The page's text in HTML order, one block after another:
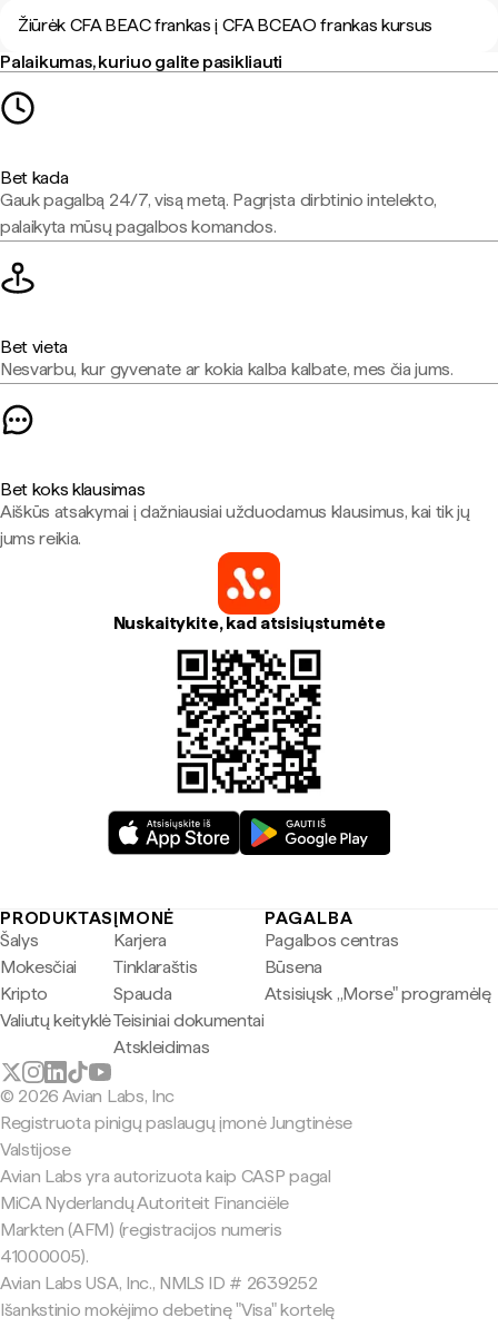
Žiūrėk CFA BEAC frankas į CFA BCEAO frankas kursus
Palaikumas, kuriuo galite pasikliauti
Bet kada
Gauk pagalbą 24/7, visą metą. Pagrįsta dirbtinio intelekto,
palaikyta mūsų pagalbos komandos.
Bet vieta
Nesvarbu, kur gyvenate ar kokia kalba kalbate, mes čia jums.
Bet koks klausimas
Aiškūs atsakymai į dažniausiai užduodamus klausimus, kai tik jų
jums reikia.
Nuskaitykite, kad atsisiųstumėte
PRODUKTAS
Šalys
Mokesčiai
Kripto
Valiutų keityklė
ĮMONĖ
Karjera
Tinklaraštis
Spauda
Teisiniai dokumentai
Atskleidimas
PAGALBA
Pagalbos centras
Būsena
Atsisiųsk „Morse" programėlę
© 2026 Avian Labs, Inc
Registruota pinigų paslaugų įmonė Jungtinėse
Valstijose
Avian Labs yra autorizuota kaip CASP pagal
MiCA Nyderlandų Autoriteit Financiële
Markten (AFM) (registracijos numeris
41000005).
Avian Labs USA, Inc., NMLS ID # 2639252
Išankstinio mokėjimo debetinę "Visa" kortelę